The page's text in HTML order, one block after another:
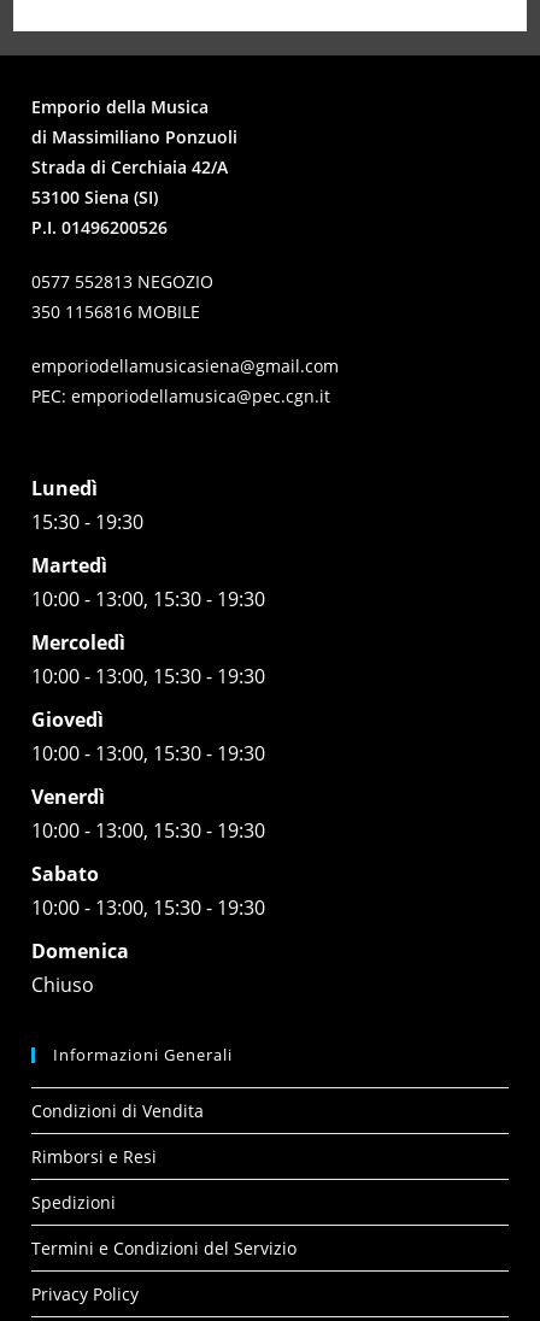
Emporio della Musica
di Massimiliano Ponzuoli
Strada di Cerchiaia 42/A
53100 Siena (SI)
P.I. 01496200526
0577 552813 NEGOZIO
350 1156816 MOBILE
emporiodellamusicasiena@gmail.com
PEC:emporiodellamusica@pec.cgn.it
Lunedì
15:30 - 19:30
Martedì
10:00 - 13:00, 15:30 - 19:30
Mercoledì
10:00 - 13:00, 15:30 - 19:30
Giovedì
10:00 - 13:00, 15:30 - 19:30
Venerdì
10:00 - 13:00, 15:30 - 19:30
Sabato
10:00 - 13:00, 15:30 - 19:30
Domenica
Chiuso
Informazioni Generali
Condizioni di Vendita
Rimborsi e Resi
Spedizioni
Termini e Condizioni del Servizio
Privacy Policy